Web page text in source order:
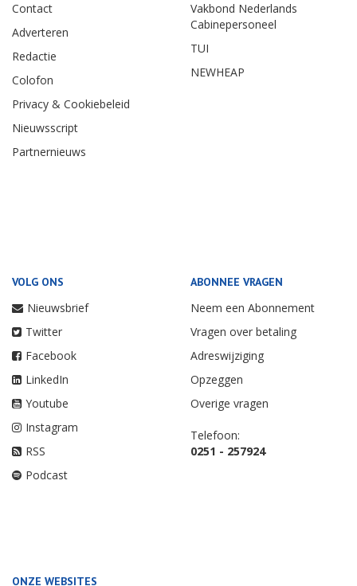
Contact
Adverteren
Redactie
Colofon
Privacy & Cookiebeleid
Nieuwsscript
Partnernieuws
Vakbond Nederlands
Cabinepersoneel
TUI
NEWHEAP
VOLG ONS
Nieuwsbrief
Twitter
Facebook
LinkedIn
Youtube
Instagram
RSS
Podcast
ABONNEE VRAGEN
Neem een Abonnement
Vragen over betaling
Adreswijziging
Opzeggen
Overige vragen
Telefoon:
0251 - 257924
ONZE WEBSITES